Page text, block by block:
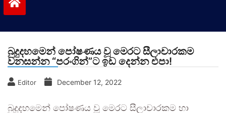
බුදුදහමෙන් පෝෂණය වූ මෙරට සීලාචාරකම
වනසන්න “පරංගින්”ට ඉඩ දෙන්න එපා!
Editor December 12, 2022
බුදුදහමෙන් පෝෂණය වූ මෙරට සීලාචාරකම හා